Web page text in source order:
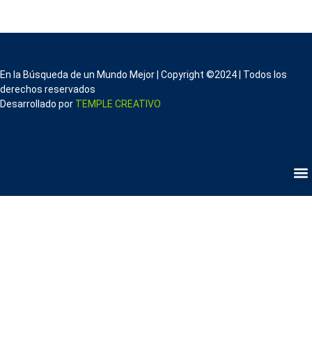
En la Búsqueda de un Mundo Mejor | Copyright ©2024 | Todos los
derechos reservados
Desarrollado por TEMPLE CREATIVO